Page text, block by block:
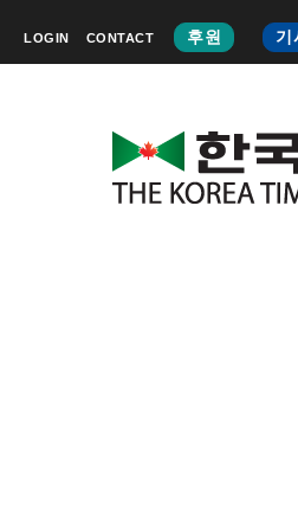
LOGIN CONTACT 후원 기